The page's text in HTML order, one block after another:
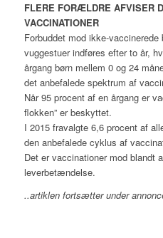
FLERE FORÆLDRE AFVISER
VACCINATIONER
Forbuddet mod ikke-
vuggestuer indføres efter to år,
årgang børn mellem 0 og 24
det anbefalede spektrum af
Når 95 procent af en årgang er
flokken” er beskyttet.
I 2015 fravalgte 6,6 procent af
den anbefalede cyklus af
Det er vaccinationer mod blandt
leverbetændelse.
..artiklen fortsætter under